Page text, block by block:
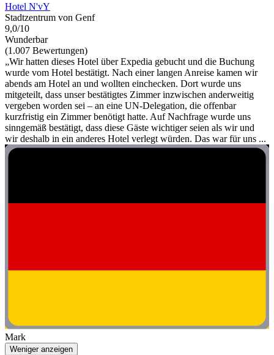
Hotel N'vY
Stadtzentrum von Genf
9,0/10
Wunderbar
(1.007 Bewertungen)
„Wir hatten dieses Hotel über Expedia gebucht und die Buchung
wurde vom Hotel bestätigt. Nach einer langen Anreise kamen wir
abends am Hotel an und wollten einchecken. Dort wurde uns
mitgeteilt, dass unser bestätigtes Zimmer inzwischen anderweitig
vergeben worden sei – an eine UN-Delegation, die offenbar
kurzfristig ein Zimmer benötigt hatte. Auf Nachfrage wurde uns
sinngemäß bestätigt, dass diese Gäste wichtiger seien als wir und
wir deshalb in ein anderes Hotel verlegt würden. Das war für uns ...
Mark
Weniger anzeigen